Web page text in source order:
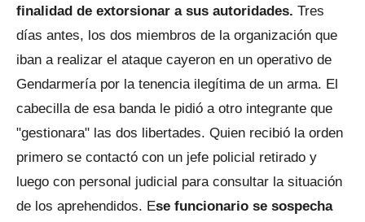
finalidad de extorsionar a sus autoridades. Tres
días antes, los dos miembros de la organización que
iban a realizar el ataque cayeron en un operativo de
Gendarmería por la tenencia ilegítima de un arma. El
cabecilla de esa banda le pidió a otro integrante que
"gestionara" las dos libertades. Quien recibió la orden
primero se contactó con un jefe policial retirado y
luego con personal judicial para consultar la situación
de los aprehendidos. Ese funcionario se sospecha